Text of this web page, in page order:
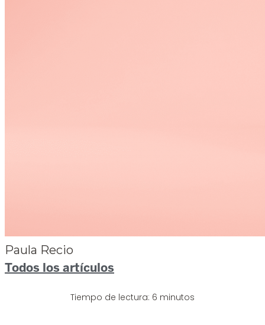
Paula Recio
Todos los artículos
Tiempo de lectura: 6 minutos